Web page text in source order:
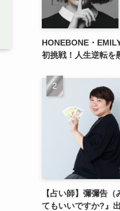
HONEBONE・
初挑戦！人生逆転を
【占い師】彌彌告
てもいいですか?』